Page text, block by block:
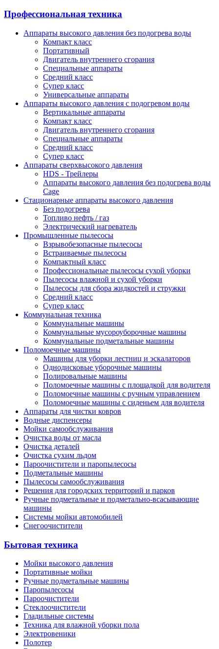
Профессиональная техника
Аппараты высокого давления без подогрева воды
Компакт класс
Портативный
Двигатель внутреннего сгорания
Специальные аппараты
Средний класс
Супер класс
Универсальные аппараты
Аппараты высокого давления с подогревом воды
Вертикальные аппараты
Компакт класс
Двигатель внутреннего сгорания
Специальные аппараты
Средний класс
Супер класс
Аппараты сверхвысокого давления
HDS - Трейлеры
Аппараты высокого давления без подогрева воды
Cage
Стационарные аппараты высокого давления
Без подогрева
Топливо нефть / газ
Электрический нагреватель
Промышленные пылесосы
Взрывобезопасные пылесосы
Встраиваемые пылесосы
Компактный класс
Профессиональные пылесосы сухой уборки
Пылесосы влажной и сухой уборки
Пылесосы для сбора жидкостей и стружки
Средний класс
Супер класс
Коммунальная техника
Коммунальные машины
Коммунальные мусороуборочные машины
Коммунальные подметальные машины
Поломоечные машины
Машины для уборки лестниц и эскалаторов
Однодисковые уборочные машины
Полировальные машины
Поломоечные машины с площадкой для водителя
Поломоечные машины с ручным управлением
Поломоечные машины с сиденьем для водителя
Аппараты для чистки ковров
Водные диспенсеры
Мойки самообслуживания
Очистка воды от масла
Очистка деталей
Очистка сухим льдом
Пароочистители и паропылесосы
Подметальные машины
Пылесосы самообслуживания
Решения для городских территорий и парков
Ручные подметальные и подметально-всасывающие
машины
Системы мойки автомобилей
Снегоочистители
Бытовая техника
Мойки высокого давления
Портативные мойки
Ручные подметальные машины
Паропылесосы
Пароочистители
Стеклоочистители
Гладильные системы
Техника для влажной уборки пола
Электровеники
Полотер